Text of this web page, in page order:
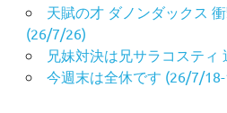
天賦の才 ダノンダックス
(26/7/26)
兄妹対決は兄サラコステ
今週末は全休です (26/7/